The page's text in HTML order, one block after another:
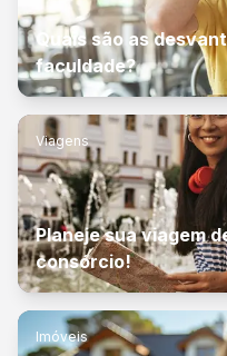
Quais são as
faculdade?
Viagens
Planeje sua viagem
consórcio!
Imóveis